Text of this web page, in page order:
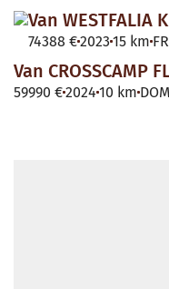
Van WESTFALIA
74388 €2023 15 km
Van CROSSCAMP
59990 €2024 10 km